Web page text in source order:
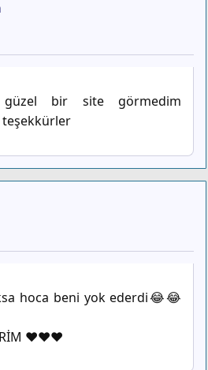
güzel bir site görmedim
teşekkürler
hoca beni yok ederdi😂😂
❤️❤️❤️